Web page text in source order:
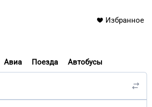
Избранное
Авиа Поезда Автобусы